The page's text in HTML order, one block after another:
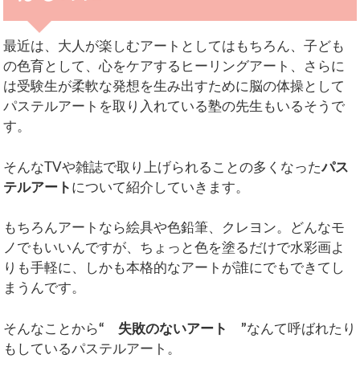
最近は、大人が楽しむアートとしてはもちろん、子ども
の色育として、心をケアするヒーリングアート、さらに
は受験生が柔軟な発想を生み出すために脳の体操として
パステルアートを取り入れている塾の先生もいるそうで
す。
そんなTVや雑誌で取り上げられることの多くなったパス
テルアート について紹介していきます。
もちろんアートなら絵具や色鉛筆、クレヨン。どんなモ
ノでもいいんですが、ちょっと色を塗るだけで水彩画よ
りも手軽に、しかも本格的なアートが誰にでもできてし
まうんです。
そんなことから“ 失敗のないアート ”なんて呼ばれたり
もしているパステルアート。